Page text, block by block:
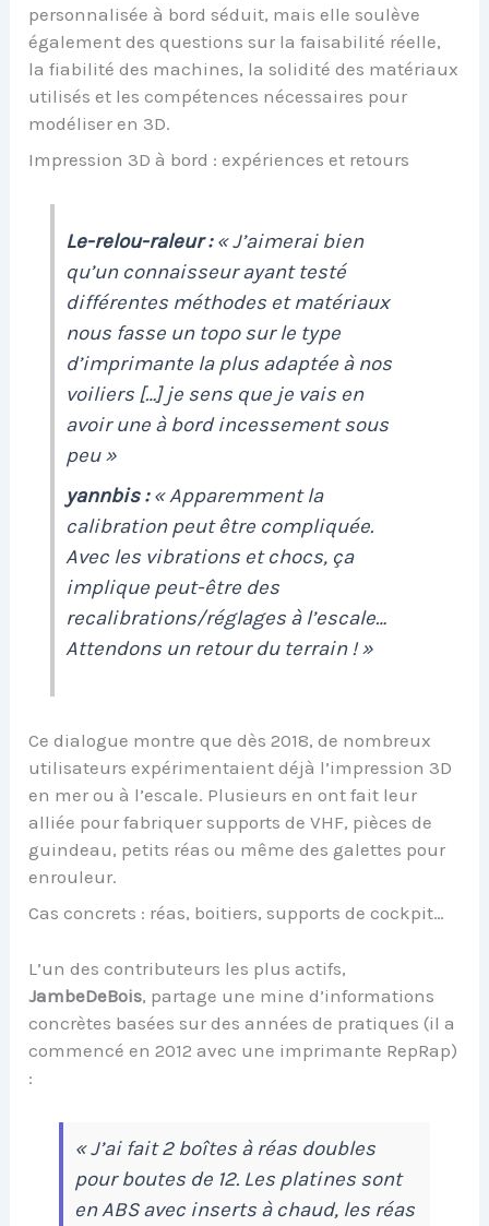
personnalisée à bord séduit, mais elle soulève
également des questions sur la faisabilité réelle,
la fiabilité des machines, la solidité des matériaux
utilisés et les compétences nécessaires pour
modéliser en 3D.
Impression 3D à bord : expériences et retours
Le-relou-raleur :« J’aimerai bien
qu’un connaisseur ayant testé
différentes méthodes et matériaux
nous fasse un topo sur le type
d’imprimante la plus adaptée à nos
voiliers […] je sens que je vais en
avoir une à bord incessement sous
peu »
yannbis :« Apparemment la
calibration peut être compliquée.
Avec les vibrations et chocs, ça
implique peut-être des
recalibrations/réglages à l’escale…
Attendons un retour du terrain ! »
Ce dialogue montre que dès 2018, de nombreux
utilisateurs expérimentaient déjà l’impression 3D
en mer ou à l’escale. Plusieurs en ont fait leur
alliée pour fabriquer supports de VHF, pièces de
guindeau, petits réas ou même des galettes pour
enrouleur.
Cas concrets : réas, boitiers, supports de cockpit…
L’un des contributeurs les plus actifs,
JambeDeBois, partage une mine d’informations
concrètes basées sur des années de pratiques (il a
commencé en 2012 avec une imprimante RepRap)
:
« J’ai fait 2 boîtes à réas doubles
pour boutes de 12. Les platines sont
en ABS avec inserts à chaud, les réas